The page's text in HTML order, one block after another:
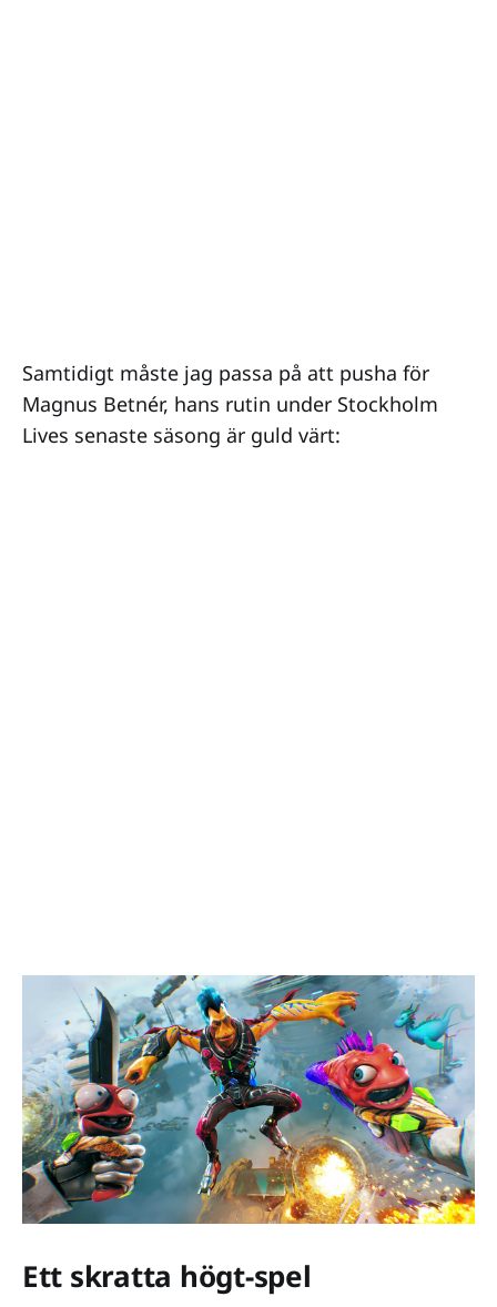
Samtidigt måste jag passa på att pusha för
Magnus Betnér, hans rutin under Stockholm
Lives senaste säsong är guld värt:
Ett skratta högt-spel